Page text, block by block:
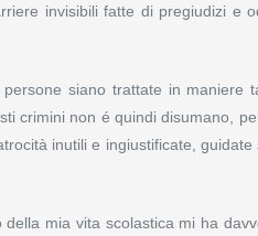
invisibili fatte di pregiudizi e
siano trattate in maniere
crimini non é quindi disumano,
inutili e ingiustificate, guidate
mia vita scolastica mi ha